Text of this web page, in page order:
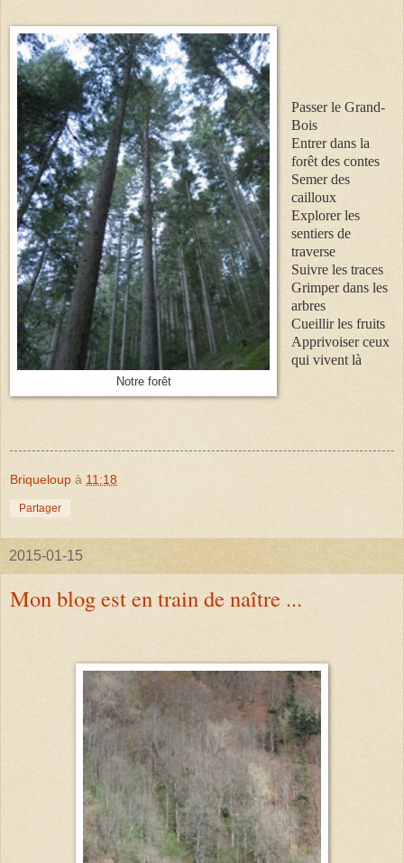
Notre forêt
Passer le Grand-
Bois
Entrer dans la
forêt des contes
Semer des
cailloux
Explorer les
sentiers de
traverse
Suivre les traces
Grimper dans les
arbres
Cueillir les fruits
Apprivoiser ceux
qui vivent là
Briqueloup à 11:18
Partager
2015-01-15
Mon blog est en train de naître ...